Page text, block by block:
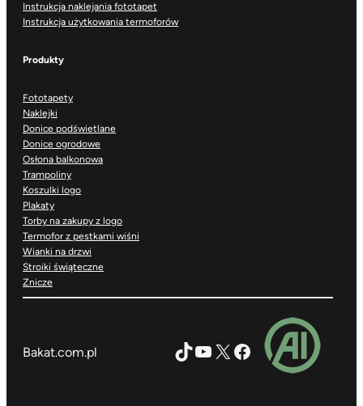
Instrukcja naklejania fototapet
Instrukcja użytkowania termoforów
Produkty
Fototapety
Naklejki
Donice podświetlane
Donice ogrodowe
Osłona balkonowa
Trampoliny
Koszulki logo
Plakaty
Torby na zakupy z logo
Termofor z pestkami wiśni
Wianki na drzwi
Stroiki świąteczne
Znicze
Bakat.com.pl TikTok
YouTube
X Facebook